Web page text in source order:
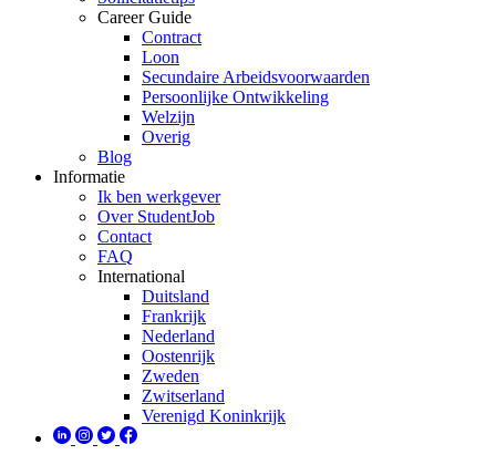
Career Guide
Contract
Loon
Secundaire Arbeidsvoorwaarden
Persoonlijke Ontwikkeling
Welzijn
Overig
Blog
Informatie
Ik ben werkgever
Over StudentJob
Contact
FAQ
International
Duitsland
Frankrijk
Nederland
Oostenrijk
Zweden
Zwitserland
Verenigd Koninkrijk